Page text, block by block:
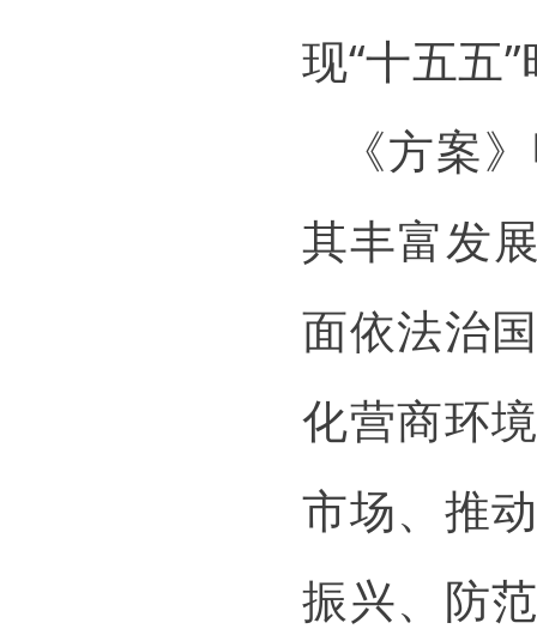
现“十五五
《方案
其丰富发
面依法治
化营商环
市场、推
振兴、防